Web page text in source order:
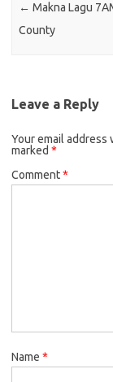
← Makna Lagu
County
Leave a Reply
Your email
marked *
Comment*
Name *